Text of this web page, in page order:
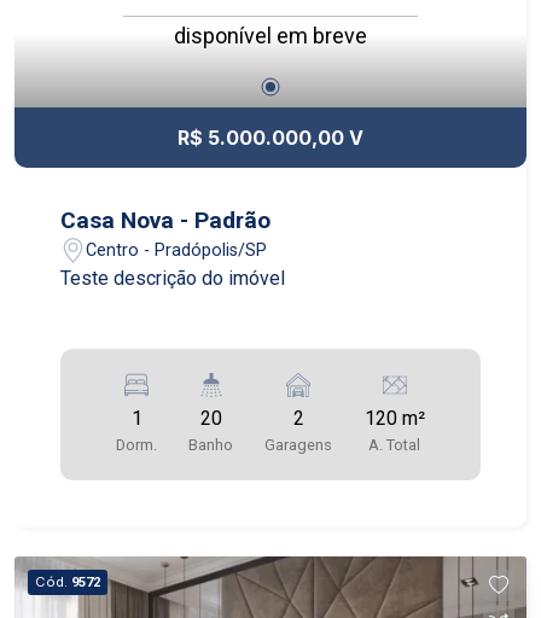
disponível em breve
R$ 5.000.000,00 V
Casa Nova - Padrão
Centro - Pradópolis/SP
Teste descrição do imóvel
1
Dorm.
20
Banho
2
Garagens
120 m²
A. Total
Cód. 9572